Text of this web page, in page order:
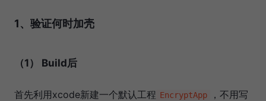
1、验证何时加壳
（1） Build后
首先利用xcode新建一个默认工程 EncryptApp
，不用写